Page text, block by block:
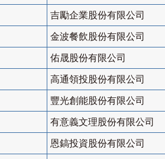
吉勵企業股份有限公司
金波餐飲股份有限公司
佑晟股份有限公司
高通領投股份有限公司
豐光創能股份有限公司
有意義文理股份有限公司
恩鎬投資股份有限公司